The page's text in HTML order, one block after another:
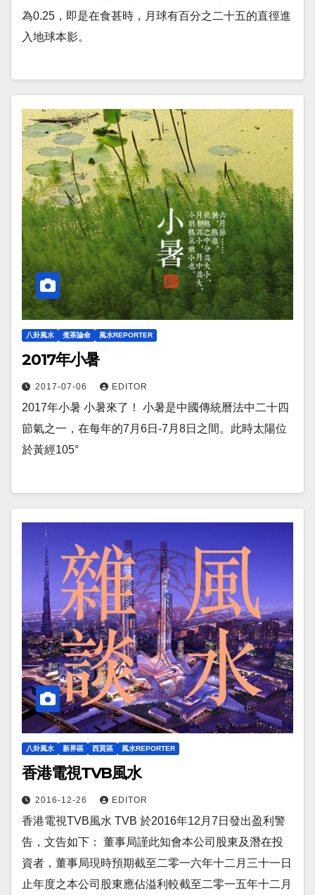
為0.25，即是在食甚時，月球有百分之二十五的直徑進
入地球本影。
八卦風水 煮茶論命 風水REPORTER
2017年小暑
2017-07-06 EDITOR
2017年小暑 小暑來了！ 小暑是中國傳統曆法中二十四
節氣之一，在每年的7月6日-7月8日之間。此時太陽位
於黃經105°
八卦風水 新界區 西貢區 風水REPORTER
香港電視TVB風水
2016-12-26 EDITOR
香港電視TVB風水 TVB 於2016年12月7日發出盈利警
告，文告如下： 董事局謹此知會本公司股東及潛在投
資者，董事局現時預期截至二零一六年十二月三十一日
止年度之本公司股東應佔溢利較截至二零一五年十二月